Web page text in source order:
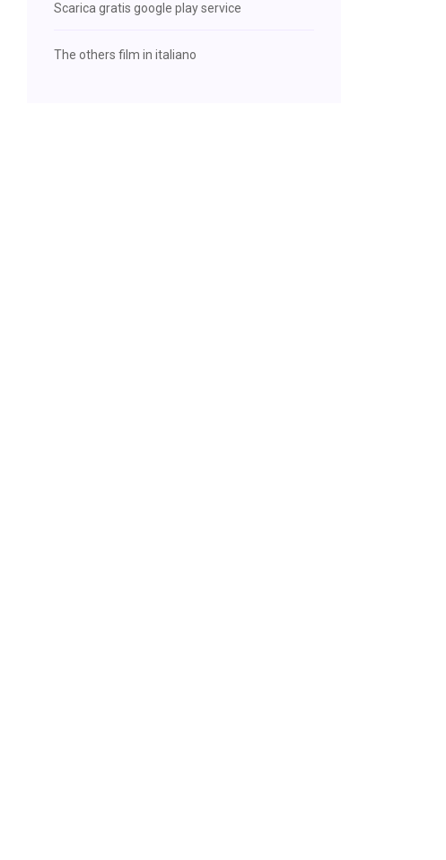
Scarica gratis google play service
The others film in italiano